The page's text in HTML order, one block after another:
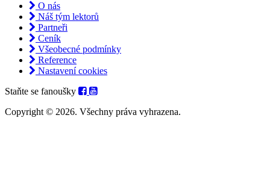
O nás
Náš tým lektorů
Partneři
Ceník
Všeobecné podmínky
Reference
Nastavení cookies
Staňte se fanoušky
Copyright © 2026. Všechny práva vyhrazena.